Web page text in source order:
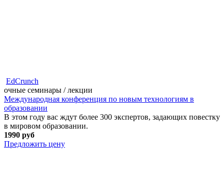
EdCrunch
очные семинары / лекции
Международная конференция по новым технологиям в
образовании
В этом году вас ждут более 300 экспертов, задающих повестку
в мировом образовании.
1990 руб
Предложить цену